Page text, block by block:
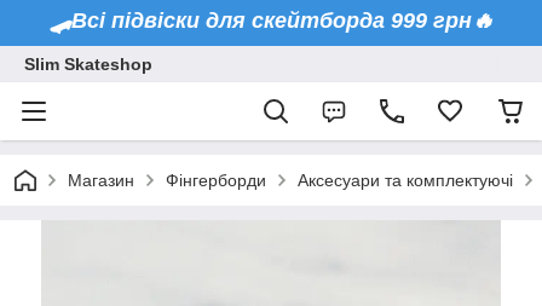
🛹Всі підвіски для скейтборда 999 грн🔥
Slim Skateshop
Магазин Фінгерборди Аксесуари та комплектуючі